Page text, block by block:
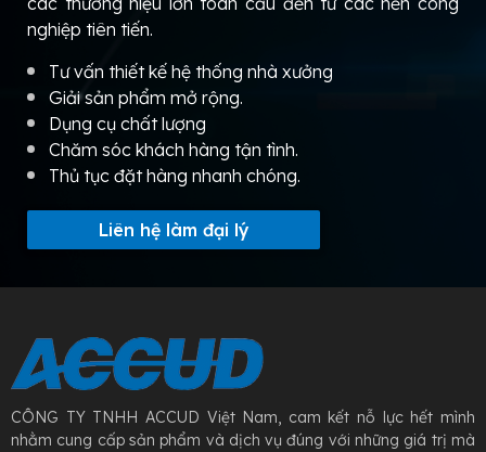
nghiệp tiên tiến.
Tư vấn thiết kế hệ thống nhà xưởng
Giải sản phẩm mở rộng.
Dụng cụ chất lượng
Chăm sóc khách hàng tận tình.
Thủ tục đặt hàng nhanh chóng.
Liên hệ làm đại lý
CÔNG TY TNHH ACCUD Việt Nam, cam kết nỗ lực hết mình
nhằm cung cấp sản phẩm và dịch vụ đúng với những giá trị mà